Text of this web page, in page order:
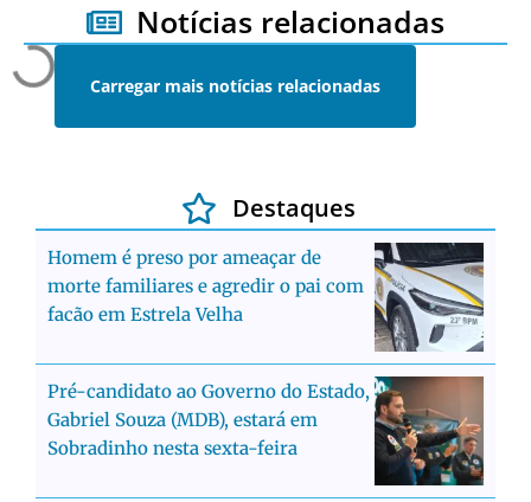
Notícias relacionadas
Carregar mais notícias relacionadas
Destaques
Homem é preso por ameaçar de
morte familiares e agredir o pai com
facão em Estrela Velha
Pré-candidato ao Governo do Estado,
Gabriel Souza (MDB), estará em
Sobradinho nesta sexta-feira